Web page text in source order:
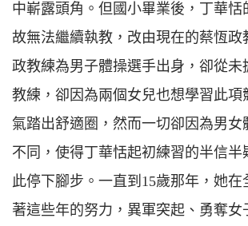
中嶄露頭角。但國小畢業後，丁華恬
故無法繼續執教，改由現在的蔡恆政
政教練為男子體操選手出身，卻從未
教練，卻因為兩個女兒也想學習此項
氣踏出舒適圈，然而一切卻因為男女
不同，使得丁華恬起初練習的半信半
此停下腳步。一直到15歲那年，她
著這些年的努力，異軍突起、勇奪女